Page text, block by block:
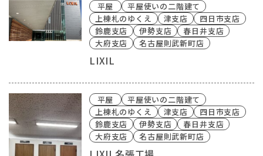
平屋
平屋使いの二階建て
上棟札のゆくえ
津支店
四日市支店
鈴鹿支店
伊勢支店
春日井支店
大府支店
名古屋則武新町店
LIXIL
平屋
平屋使いの二階建て
上棟札のゆくえ
津支店
四日市支店
鈴鹿支店
伊勢支店
春日井支店
大府支店
名古屋則武新町店